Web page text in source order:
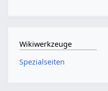
Wikiwerkzeuge
Spezialseiten